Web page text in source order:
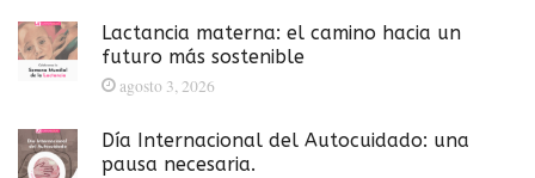
Lactancia materna: el camino hacia un
futuro más sostenible
agosto 3, 2026
Día Internacional del Autocuidado: una
pausa necesaria.